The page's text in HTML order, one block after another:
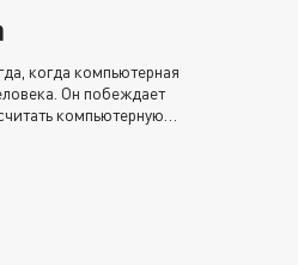
когда компьютерная
Он побеждает
компьютерную